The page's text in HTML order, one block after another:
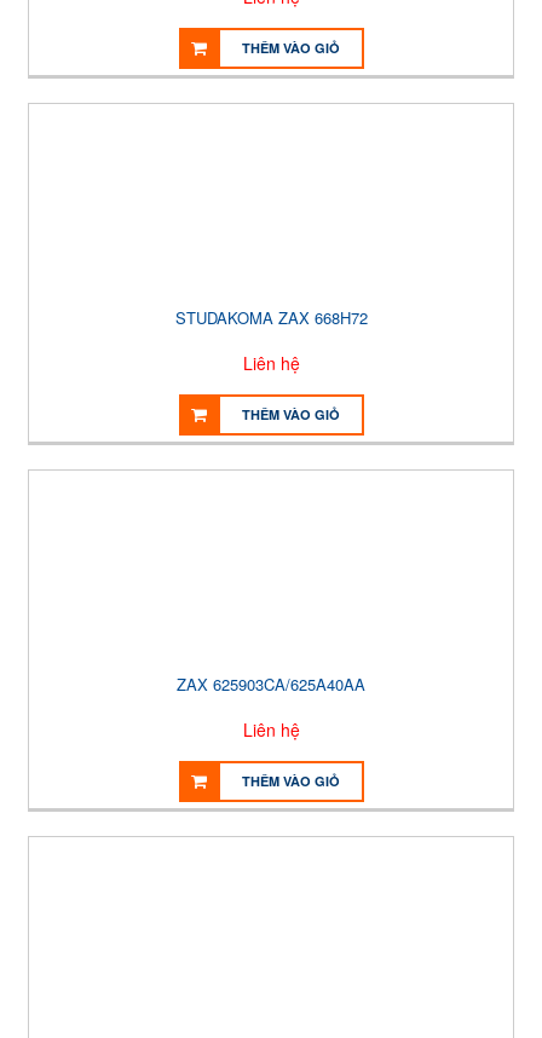
THÊM VÀO GIỎ
STUDAKOMA ZAX 668H72
Liên hệ
THÊM VÀO GIỎ
ZAX 625903CA/625A40AA
Liên hệ
THÊM VÀO GIỎ